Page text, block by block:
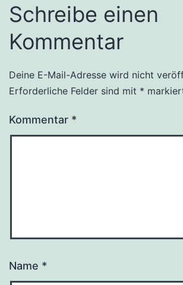
Schreibe einen
Kommentar
Deine E-Mail-Adresse wird nicht
Erforderliche Felder sind mit *
Kommentar *
Name *